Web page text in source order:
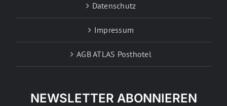
Datenschutz
Impressum
AGB ATLAS Posthotel
NEWSLETTER ABONNIEREN